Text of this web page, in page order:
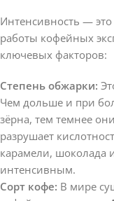
Интенсивность — это
работы кофейных
ключевых факторов:
Степень обжарки:
Чем дольше и при
зёрна, тем темнее
разрушает
карамели, шоколада
интенсивным.
Сорт кофе: В мире